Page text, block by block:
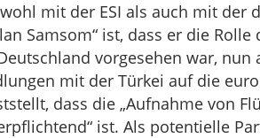
mit der ESI als auch mit der
Samsom“ ist, dass er die
vorgesehen war, nun
mit der Türkei auf die
dass die „Aufnahme von
ist. Als potentielle